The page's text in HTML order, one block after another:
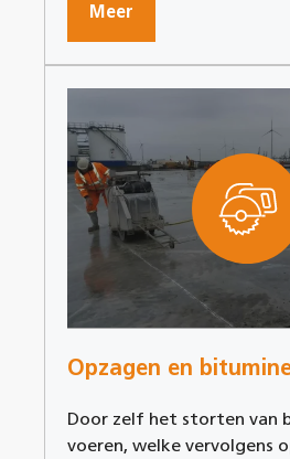
Meer
Door zelf het storten van
voeren, welke vervolgens